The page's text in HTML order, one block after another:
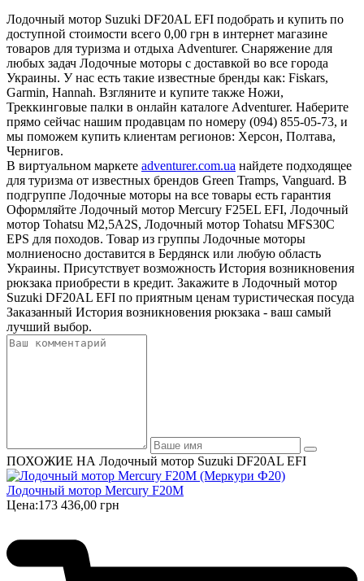
Лодочный мотор Suzuki DF20AL EFI подобрать и купить по
доступной стоимости всего 0,00 грн в интернет магазине
товаров для туризма и отдыха Adventurer. Снаряжение для
любых задач Лодочные моторы с доставкой во все города
Украины. У нас есть такие известные бренды как: Fiskars,
Garmin, Hannah. Взгляните и купите также Ножи,
Треккинговые палки в онлайн каталоге Adventurer. Наберите
прямо сейчас нашим продавцам по номеру (094) 855-05-73, и
мы поможем купить клиентам регионов: Херсон, Полтава,
Чернигов.
В виртуальном маркете adventurer.com.ua найдете подходящее
для туризма от известных брендов Green Tramps, Vanguard. В
подгруппе Лодочные моторы на все товары есть гарантия
Оформляйте Лодочный мотор Mercury F25EL EFI, Лодочный
мотор Tohatsu M2,5A2S, Лодочный мотор Tohatsu MFS30C
EPS для походов. Товар из группы Лодочные моторы
молниеносно доставится в Бердянск или любую область
Украины. Присутствует возможность История возникновения
рюкзака приобрести в кредит. Закажите в Лодочный мотор
Suzuki DF20AL EFI по приятным ценам туристическая посуда
Заказанный История возникновения рюкзака - ваш самый
лучший выбор.
ПОХОЖИЕ НА Лодочный мотор Suzuki DF20AL EFI
Лодочный мотор Mercury F20M
Цена:173 436,00 грн